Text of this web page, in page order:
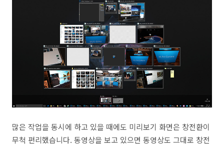
많은 작업을 동시에 하고 있을 때에도 미리보기 화면은 창전환이
무척 편리했습니다. 동영상을 보고 있으면 동영상도 그대로 창전